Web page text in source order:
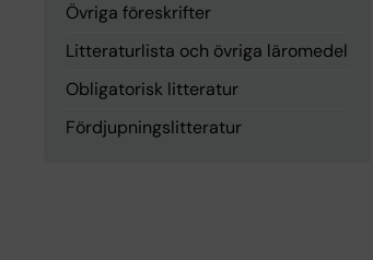
Övriga föreskrifter
Litteraturlista och övriga läromedel
Obligatorisk litteratur
Fördjupningslitteratur